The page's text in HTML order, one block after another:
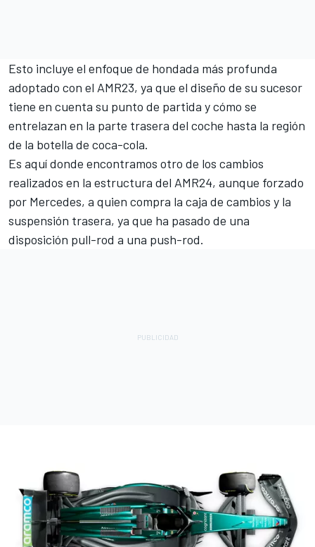
Esto incluye el enfoque de hondada más profunda
adoptado con el AMR23, ya que el diseño de su sucesor
tiene en cuenta su punto de partida y cómo se
entrelazan en la parte trasera del coche hasta la región
de la botella de coca-cola.
Es aquí donde encontramos otro de los cambios
realizados en la estructura del AMR24, aunque forzado
por Mercedes, a quien compra la caja de cambios y la
suspensión trasera, ya que ha pasado de una
disposición pull-rod a una push-rod.